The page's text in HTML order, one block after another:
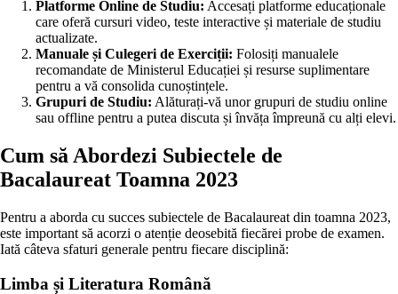
Platforme Online de Studiu: Accesați platforme educaționale
care oferă cursuri video, teste interactive și materiale de studiu
actualizate.
Manuale și Culegeri de Exerciții: Folosiți manualele
recomandate de Ministerul Educației și resurse suplimentare
pentru a vă consolida cunoștințele.
Grupuri de Studiu: Alăturați-vă unor grupuri de studiu online
sau offline pentru a putea discuta și învăța împreună cu alți elevi.
Cum să Abordezi Subiectele de
Bacalaureat Toamna 2023
Pentru a aborda cu succes subiectele de Bacalaureat din toamna 2023,
este important să acorzi o atenție deosebită fiecărei probe de examen.
Iată câteva sfaturi generale pentru fiecare disciplină:
Limba și Literatura Română